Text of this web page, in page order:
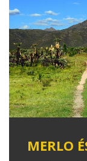
MERLO